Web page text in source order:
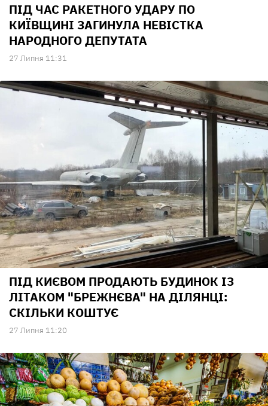
ПІД ЧАС РАКЕТНОГО УДАРУ ПО
КИЇВЩИНІ ЗАГИНУЛА НЕВІСТКА
НАРОДНОГО ДЕПУТАТА
27 Липня 11:31
ПІД КИЄВОМ ПРОДАЮТЬ БУДИНОК ІЗ
ЛІТАКОМ "БРЕЖНЄВА" НА ДІЛЯНЦІ:
СКІЛЬКИ КОШТУЄ
27 Липня 11:20